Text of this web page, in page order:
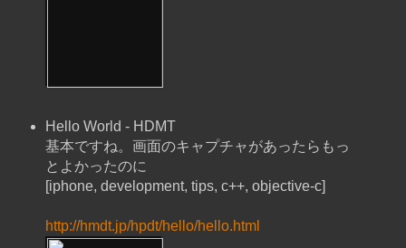
Hello World - HDMT
基本ですね。画面のキャプチャがあったらもっ
とよかったのに
[iphone, development, tips, c++, objective-c]
http://hmdt.jp/hpdt/hello/hello.html